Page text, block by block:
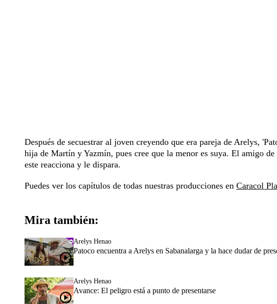
Después de secuestrar al joven creyendo que era pareja de Arelys,
hija de Martín y Yazmín, pues cree que la menor es suya. El amigo
este reacciona y le dispara.
Puedes ver los capítulos de todas nuestras producciones en Caracol
Mira también:
Arelys Henao
Patoco encuentra a Arelys en Sabanalarga y la hace dudar de
Arelys Henao
Avance: El peligro está a punto de presentarse